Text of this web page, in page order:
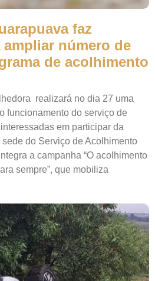
faz
ampliar número de
de acolhimento
realizará no dia 27 uma
funcionamento do serviço de
em participar da
do Serviço de Acolhimento
a campanha “O acolhimento
sempre”, que mobiliza